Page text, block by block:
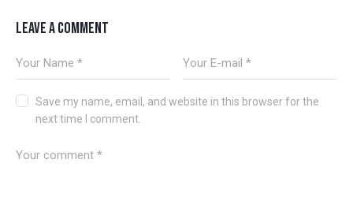
LEAVE A COMMENT
Save my name, email, and website in this browser for the
next time I comment.